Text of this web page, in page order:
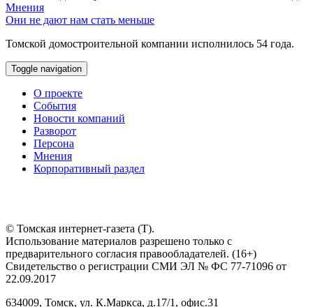
Мнения
Они не дают нам стать меньше
Томской домостроительной компании исполнилось 54 года.
Toggle navigation
О проекте
События
Новости компаний
Разворот
Персона
Мнения
Корпоративный раздел
© Томская интернет-газета (Т).
Использование материалов разрешено только с
предварительного согласия правообладателей. (16+)
Свидетельство о регистрации СМИ ЭЛ № ФС 77-71096 от
22.09.2017
634009, Томск, ул. К.Маркса, д.17/1, офис.31